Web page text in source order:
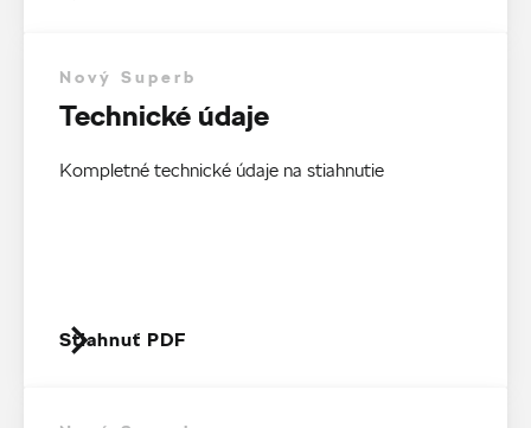
Nový Superb
Technické údaje
Kompletné technické údaje na stiahnutie
Stiahnuť PDF